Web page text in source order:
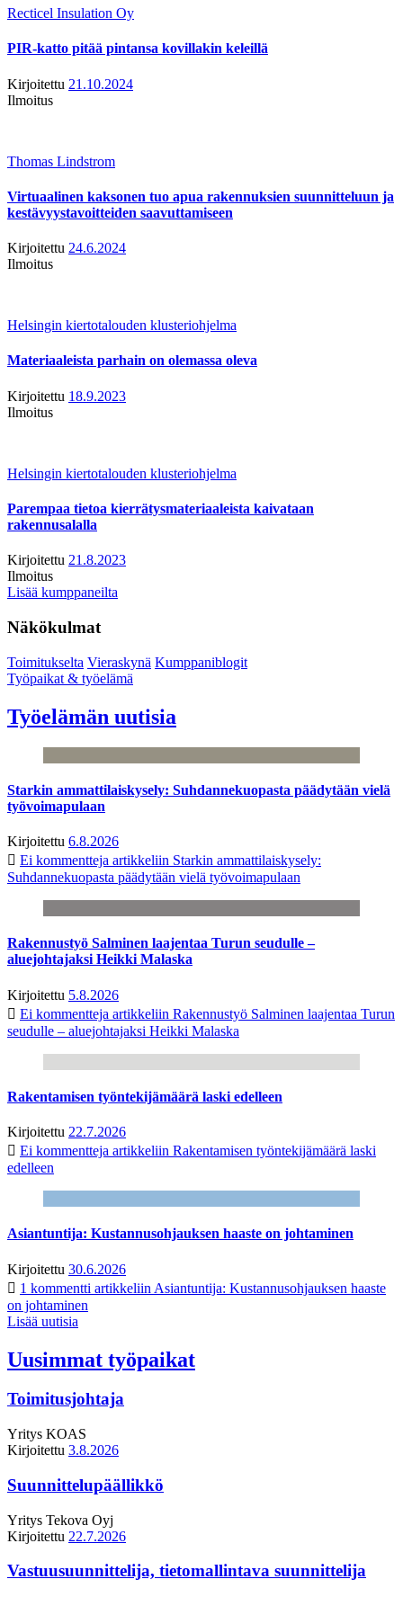
Recticel Insulation Oy
PIR-katto pitää pintansa kovillakin keleillä
Kirjoitettu 21.10.2024
Ilmoitus
Thomas Lindstrom
Virtuaalinen kaksonen tuo apua rakennuksien suunnitteluun ja
kestävyystavoitteiden saavuttamiseen
Kirjoitettu 24.6.2024
Ilmoitus
Helsingin kiertotalouden klusteriohjelma
Materiaaleista parhain on olemassa oleva
Kirjoitettu 18.9.2023
Ilmoitus
Helsingin kiertotalouden klusteriohjelma
Parempaa tietoa kierrätysmateriaaleista kaivataan
rakennusalalla
Kirjoitettu 21.8.2023
Ilmoitus
Lisää kumppaneilta
Näkökulmat
Toimitukselta Vieraskynä Kumppaniblogit
Työpaikat & työelämä
Työelämän uutisia
Starkin ammattilaiskysely: Suhdannekuopasta päädytään vielä
työvoimapulaan
Kirjoitettu 6.8.2026
Ei kommentteja artikkeliin Starkin ammattilaiskysely:
Suhdannekuopasta päädytään vielä työvoimapulaan
Rakennustyö Salminen laajentaa Turun seudulle –
aluejohtajaksi Heikki Malaska
Kirjoitettu 5.8.2026
Ei kommentteja artikkeliin Rakennustyö Salminen laajentaa Turun
seudulle – aluejohtajaksi Heikki Malaska
Rakentamisen työntekijämäärä laski edelleen
Kirjoitettu 22.7.2026
Ei kommentteja artikkeliin Rakentamisen työntekijämäärä laski
edelleen
Asiantuntija: Kustannusohjauksen haaste on johtaminen
Kirjoitettu 30.6.2026
1 kommentti artikkeliin Asiantuntija: Kustannusohjauksen haaste
on johtaminen
Lisää uutisia
Uusimmat työpaikat
Toimitusjohtaja
Yritys KOAS
Kirjoitettu 3.8.2026
Suunnittelupäällikkö
Yritys Tekova Oyj
Kirjoitettu 22.7.2026
Vastuusuunnittelija, tietomallintava suunnittelija